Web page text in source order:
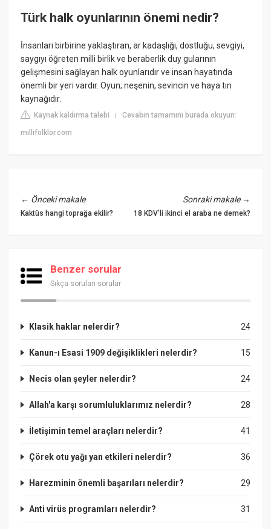
Türk halk oyunlarının önemi nedir?
İnsanları birbirine yaklaştıran, ar kadaşlığı, dostluğu, sevgiyi,
saygıyı öğreten milli birlik ve beraberlik duy gularının
gelişmesini sağlayan halk oyunlarıdır ve insan hayatında
önemli bir yeri vardır. Oyun; neşenin, sevincin ve haya tın
kaynağıdır.
Kaynak kaldırma talebi |Cevabın tamamını burada okuyun:
millifolklor.com
← Önceki makale
Kaktüs hangi toprağa ekilir?
Sonraki makale→
18 KDV'li ikinci el araba ne demek?
Benzer sorular
Sıkça sorulan sorular
24
Klasik haklar nelerdir?
15
Kanun-ı Esasi 1909 değişiklikleri nelerdir?
24
Necis olan şeyler nelerdir?
28
Allah'a karşı sorumluluklarımız nelerdir?
41
İletişimin temel araçları nelerdir?
36
Çörek otu yağı yan etkileri nelerdir?
29
Harezminin önemli başarıları nelerdir?
31
Anti virüs programları nelerdir?